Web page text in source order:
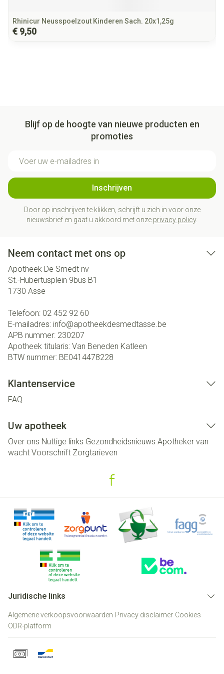
Rhinicur Neusspoelzout Kinderen Sach. 20x1,25g
€ 9,50
Blijf op de hoogte van nieuwe producten en
promoties
Inschrijven
Door op inschrijven te klikken, schrijft u zich in voor onze
nieuwsbrief en gaat u akkoord met onze privacy policy.
Neem contact met ons op
Apotheek De Smedt nv
St.-Hubertusplein 9bus B1
1730 Asse
Telefoon: 02 452 92 60
E-mailadres: info@apotheekdesmedtasse.be
APB nummer: 230207
Apotheek titularis: Van Beneden Katleen
BTW nummer: BE0414478228
Klantenservice
FAQ
Uw apotheek
Over ons Nuttige links Gezondheidsnieuws Apotheker van
wacht Voorschrift Zorgtarieven
Juridische links
Algemene verkoopsvoorwaarden Privacy disclaimer Cookies
ODR-platform